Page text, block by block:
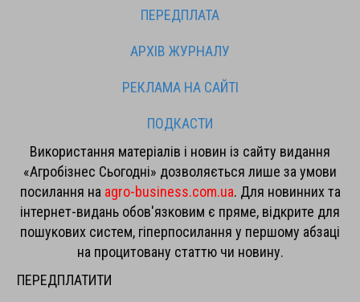
ПЕРЕДПЛАТА
АРХІВ ЖУРНАЛУ
РЕКЛАМА НА САЙТІ
ПОДКАСТИ
Використання матеріалів і новин із сайту видання
«Агробізнес Сьогодні» дозволяється лише за умови
посилання на agro-business.com.ua. Для новинних та
інтернет-видань обов'язковим є пряме, відкрите для
пошукових систем, гіперпосилання у першому абзаці
на процитовану статтю чи новину.
ПЕРЕДПЛАТИТИ